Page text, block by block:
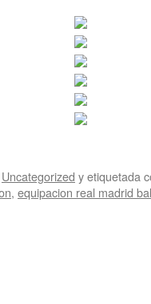
Uncategorized y etiquetada
, equipacion real madrid